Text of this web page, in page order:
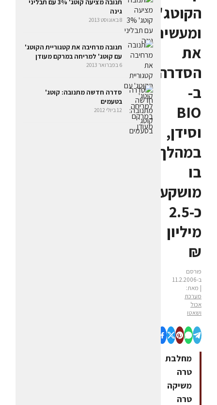
הקוטג'
ומעשירה
את
הסדרה
ב-
BIO
וסידן,
במהלך
בו
מושקעים
כ-2.5
מיליון
₪
פורסם
ב-11.2.2006
| מאת:
מערכת
אכול
ושאטו
מחלבת
טרה
משיקה
טרה
גינה
8 באוגוסט 2013
תנובה מרחיבה את קטגוריית הקוטג'
עם קוטג' למריחה במרקם מעודן
6 בפברואר 2013
סדרה חדשה מתנובה: קוטג'
בטעמים
12 ביולי 2012